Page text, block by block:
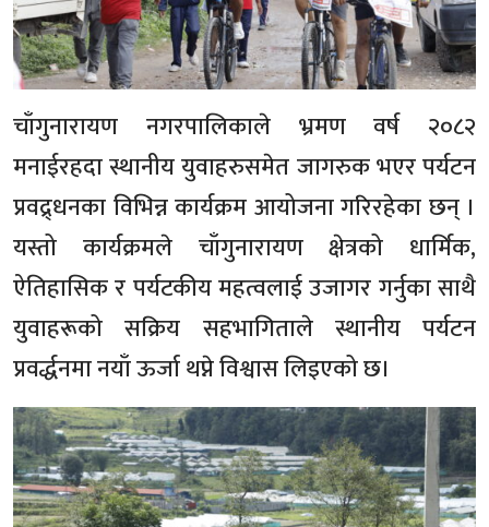
चाँगुनारायण नगरपालिकाले भ्रमण वर्ष २०८२
मनाईरहदा स्थानीय युवाहरुसमेत जागरुक भएर पर्यटन
प्रवद्र्धनका विभिन्न कार्यक्रम आयोजना गरिरहेका छन् ।
यस्तो कार्यक्रमले चाँगुनारायण क्षेत्रको धार्मिक,
ऐतिहासिक र पर्यटकीय महत्वलाई उजागर गर्नुका साथै
युवाहरूको सक्रिय सहभागिताले स्थानीय पर्यटन
प्रवर्द्धनमा नयाँ ऊर्जा थप्ने विश्वास लिइएको छ।